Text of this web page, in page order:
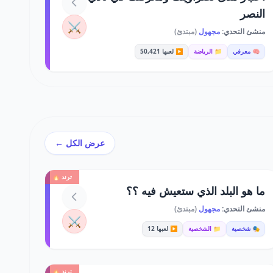
النصر
منشئ التحدي:مجهول (مبتدئ)
🧠 معرفي 📁 الرياضة ▶️ لعبها 50,421
⚔️
عرض الكل ←
ترند 🔥
ما هو البلد الذي ستعيش فيه ؟؟
منشئ التحدي:مجهول (مبتدئ)
🎭 شخصية 📁 الشخصية ▶️ لعبها 12 ⚔️
ترند 🔥